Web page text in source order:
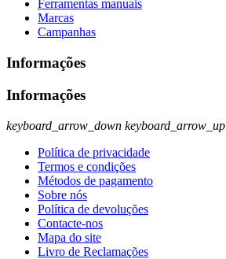
Ferramentas manuais
Marcas
Campanhas
Informações
Informações
keyboard_arrow_down keyboard_arrow_up
Política de privacidade
Termos e condições
Métodos de pagamento
Sobre nós
Política de devoluções
Contacte-nos
Mapa do site
Livro de Reclamações